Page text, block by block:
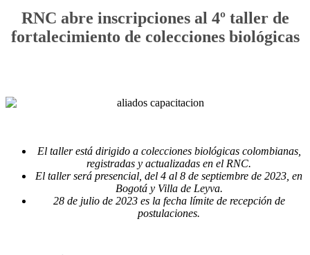
RNC abre inscripciones al 4º taller de
fortalecimiento de colecciones biológicas
El taller está dirigido a colecciones biológicas colombianas,
registradas y actualizadas en el RNC.
El taller será presencial, del 4 al 8 de septiembre de 2023, en
Bogotá y Villa de Leyva.
28 de julio de 2023 es la fecha límite de recepción de
postulaciones.